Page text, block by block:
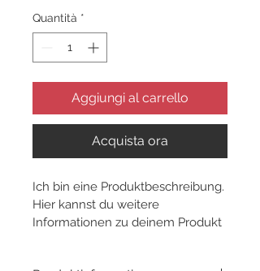
Quantità *
Aggiungi al carrello
Acquista ora
Ich bin eine Produktbeschreibung.
Hier kannst du weitere
Informationen zu deinem Produkt